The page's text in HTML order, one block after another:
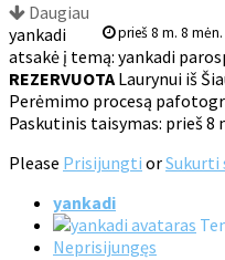
Daugiau
prieš 8 m. 8 mėn.
yankadi
atsakė į temą: yankadi
REZERVUOTALaurynui iš
Perėmimo procesą
Paskutinis taisymas: prieš 8
Please Prisijungti orSukurti
yankadi
Neprisijungęs